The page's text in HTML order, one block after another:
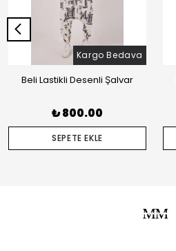
Kargo Bedava
Beli Lastikli Desenli Şalvar
₺ 800.00
SEPETE EKLE